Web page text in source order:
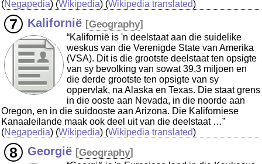
(Negapedia) (Wikipedia) (Wikipedia translated)
Kalifornië [Geography]
“Kalifornië is 'n deelstaat aan die suidelike
weskus van die Verenigde State van Amerika
(VSA). Dit is die grootste deelstaat ten opsigte
van sy bevolking van sowat 39,3 miljoen en
die derde grootste ten opsigte van sy
oppervlak, na Alaska en Texas. Die staat grens
in die ooste aan Nevada, in die noorde aan
Oregon, en in die suidooste aan Arizona. Die Kaliforniese
Kanaaleilande maak ook deel uit van die deelstaat …”
(Negapedia) (Wikipedia) (Wikipedia translated)
Georgië [Geography]